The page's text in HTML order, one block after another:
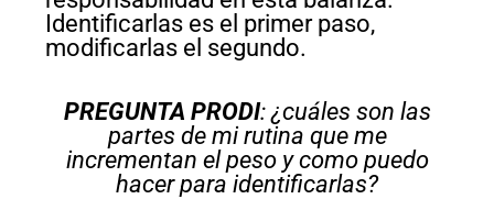
Identificarlas es el primer paso,
modificarlas el segundo.
PREGUNTA PRODI: ¿cuáles son las
partes de mi rutina que me
incrementan el peso y como puedo
hacer para identificarlas?